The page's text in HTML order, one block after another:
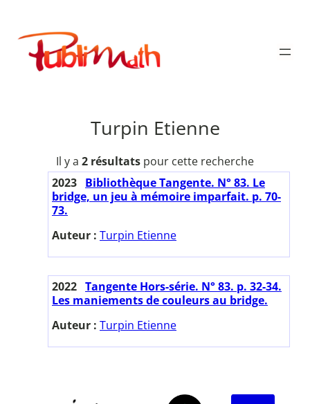
contenu
Publimath
Turpin Etienne
Il y a 2 résultats pour cette recherche
2023 Bibliothèque Tangente. N° 83. Le
bridge, un jeu à mémoire imparfait. p. 70-
73.
Auteur : Turpin Etienne
2022 Tangente Hors-série. N° 83. p. 32-34.
Les maniements de couleurs au bridge.
Auteur : Turpin Etienne